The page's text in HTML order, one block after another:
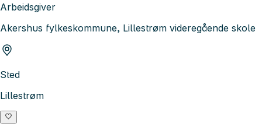
Arbeidsgiver
Akershus fylkeskommune, Lillestrøm videregående skole
Sted
Lillestrøm